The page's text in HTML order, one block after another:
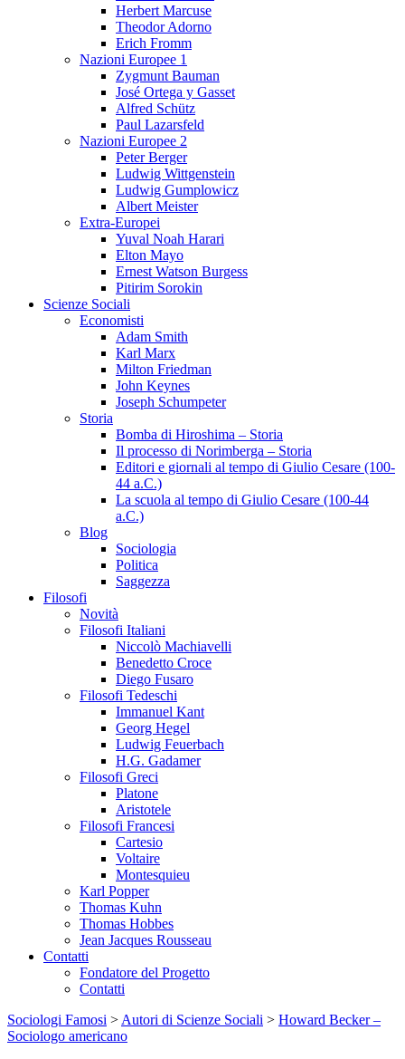
Herbert Marcuse
Theodor Adorno
Erich Fromm
Nazioni Europee 1
Zygmunt Bauman
José Ortega y Gasset
Alfred Schütz
Paul Lazarsfeld
Nazioni Europee 2
Peter Berger
Ludwig Wittgenstein
Ludwig Gumplowicz
Albert Meister
Extra-Europei
Yuval Noah Harari
Elton Mayo
Ernest Watson Burgess
Pitirim Sorokin
Scienze Sociali
Economisti
Adam Smith
Karl Marx
Milton Friedman
John Keynes
Joseph Schumpeter
Storia
Bomba di Hiroshima – Storia
Il processo di Norimberga – Storia
Editori e giornali al tempo di Giulio Cesare (100-
44 a.C.)
La scuola al tempo di Giulio Cesare (100-44
a.C.)
Blog
Sociologia
Politica
Saggezza
Filosofi
Novità
Filosofi Italiani
Niccolò Machiavelli
Benedetto Croce
Diego Fusaro
Filosofi Tedeschi
Immanuel Kant
Georg Hegel
Ludwig Feuerbach
H.G. Gadamer
Filosofi Greci
Platone
Aristotele
Filosofi Francesi
Cartesio
Voltaire
Montesquieu
Karl Popper
Thomas Kuhn
Thomas Hobbes
Jean Jacques Rousseau
Contatti
Fondatore del Progetto
Contatti
Sociologi Famosi > Autori di Scienze Sociali > Howard Becker –
Sociologo americano